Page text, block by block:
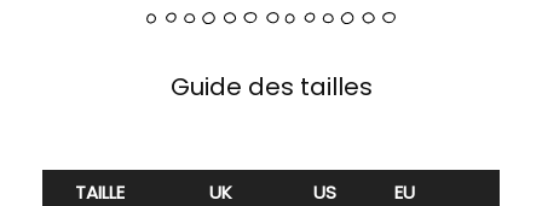
Guide des tailles
TAILLE UK US
EU